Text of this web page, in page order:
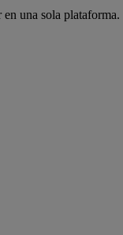
una sola plataforma.